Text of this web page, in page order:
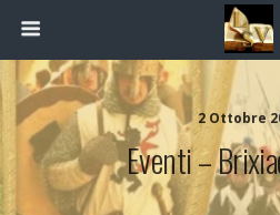
2 Ottobre
Eventi –